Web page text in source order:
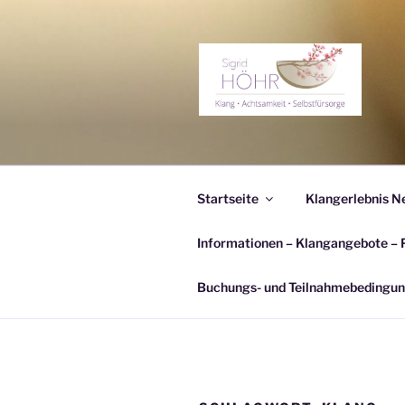
Startseite Klangerlebnis
Informationen – Klangangebote –
Buchungs- und